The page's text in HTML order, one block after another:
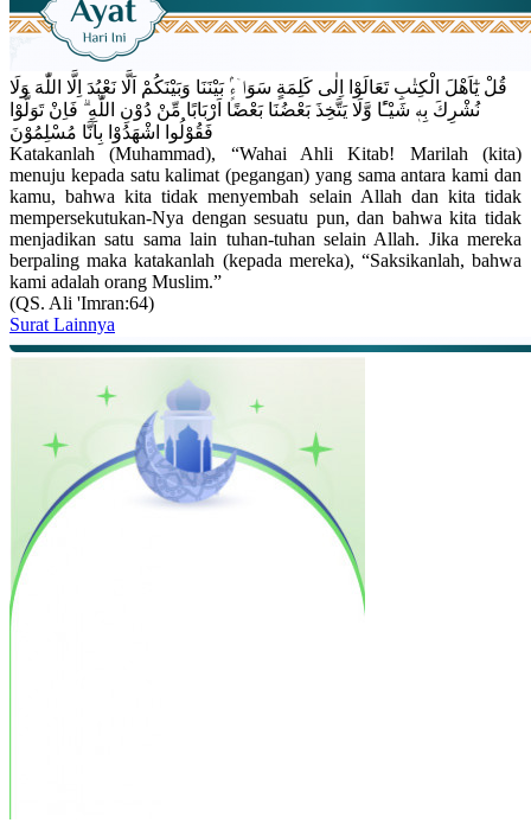
قُلْ يٰٓاَهْلَ الْكِتٰبِ تَعَالَوْا اِلٰى كَلِمَةٍ سَوَاۤءٍۢ بَيْنَنَا وَبَيْنَكُمْ اَلَّا نَعْبُدَ اِلَّا اللّٰهَ وَلَا
نُشْرِكَ بِهٖ شَيْـًٔا وَّلَا يَتَّخِذَ بَعْضُنَا بَعْضًا اَرْبَابًا مِّنْ دُوْنِ اللّٰهِ ۗ فَاِنْ تَوَلَّوْا
فَقُوْلُوا اشْهَدُوْا بِاَنَّا مُسْلِمُوْنَ
Katakanlah (Muhammad), “Wahai Ahli Kitab! Marilah (kita)
menuju kepada satu kalimat (pegangan) yang sama antara kami dan
kamu, bahwa kita tidak menyembah selain Allah dan kita tidak
mempersekutukan-Nya dengan sesuatu pun, dan bahwa kita tidak
menjadikan satu sama lain tuhan-tuhan selain Allah. Jika mereka
berpaling maka katakanlah (kepada mereka), “Saksikanlah, bahwa
kami adalah orang Muslim.”
(QS. Ali 'Imran:64)
Surat Lainnya